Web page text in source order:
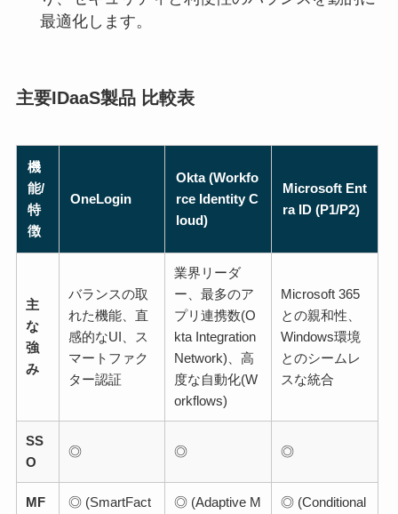
最適化します。
主要IDaaS製品 比較表
機
能/
特
徴
OneLogin
Okta (Workfo
rce Identity C
loud)
Microsoft Ent
ra ID (P1/P2)
主
な
強
み
バランスの取
れた機能、直
感的なUI、ス
マートファク
ター認証
業界リーダ
ー、最多のア
プリ連携数(O
kta Integration
Network)、高
度な自動化(W
orkflows)
Microsoft 365
との親和性、
Windows環境
とのシームレ
スな統合
SS
O
◎ ◎ ◎
MF
◎ (SmartFact
◎ (Adaptive M
◎ (Conditional